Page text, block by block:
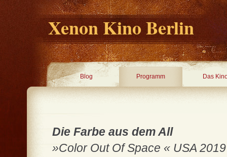
Xenon Kino Berlin
Blog Programm Das
Die Farbe aus dem All
»Color Out Of Space « USA